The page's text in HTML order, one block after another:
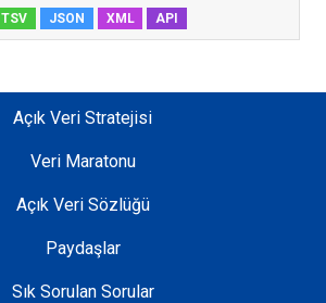
TSV JSON XML API
Açık Veri Stratejisi
Veri Maratonu
Açık Veri Sözlüğü
Paydaşlar
Sık Sorulan Sorular